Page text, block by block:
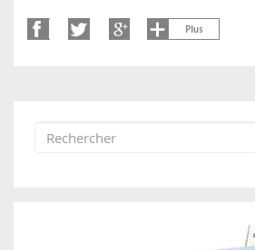
Formulaire de recherche